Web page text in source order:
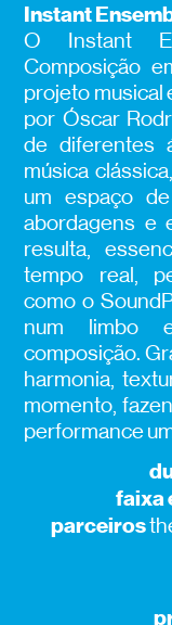
Instant
O Instant
Composição
projeto musical
por Óscar
de diferentes
música
um espaço
abordagens e
resulta,
tempo real,
como o
num limbo
composição.
harmonia,
momento,
performance
faixa
parceiros